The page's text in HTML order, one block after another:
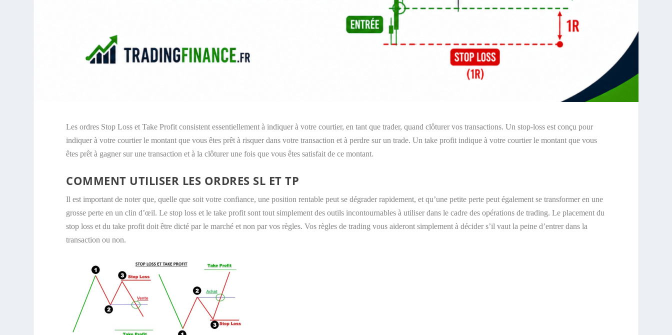
Les ordres Stop Loss et Take Profit consistent essentiellement à indiquer à votre courtier, en tant que trader, quand clôturer vos transactions. Un stop-loss est conçu pour
indiquer à votre courtier le montant que vous êtes prêt à risquer dans votre transaction et à perdre sur un trade. Un take profit indique à votre courtier le montant que vous
êtes prêt à gagner sur une transaction et à la clôturer une fois que vous êtes satisfait de ce montant.
COMMENT UTILISER LES ORDRES SL ET TP
Il est important de noter que, quelle que soit votre confiance, une position rentable peut se dégrader rapidement, et qu’une petite perte peut également se transformer en une
grosse perte en un clin d’œil. Le stop loss et le take profit sont tout simplement des outils incontournables à utiliser dans le cadre des opérations de trading. Le placement du
stop loss et du take profit doit être dicté par le marché et non par vos règles. Vos règles de trading vous aideront simplement à décider s’il vaut la peine d’entrer dans la
transaction ou non.